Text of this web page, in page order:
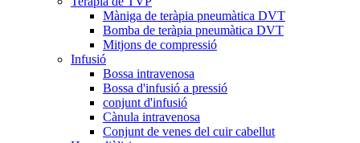
Màniga de teràpia pneumàtica DVT
Bomba de teràpia pneumàtica DVT
Mitjons de compressió
Infusió
Bossa intravenosa
Bossa d'infusió a pressió
conjunt d'infusió
Cànula intravenosa
Conjunt de venes del cuir cabellut